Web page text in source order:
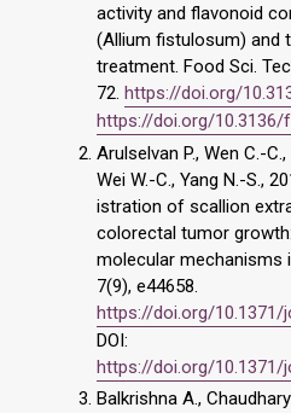
activity and flavonoid
(Allium fistulosum)
treatment. Food Sci.
72. https://doi.org/
https://doi.org/10.3136/
Arulselvan P., Wen C.-
Wei W.-C., Yang N.-S.,
istration of scallion
colorectal tumor
molecular mechanisms
7(9), e44658.
https://doi.org/10.1371/
DOI:
https://doi.org/10.1371/
Balkrishna A.,